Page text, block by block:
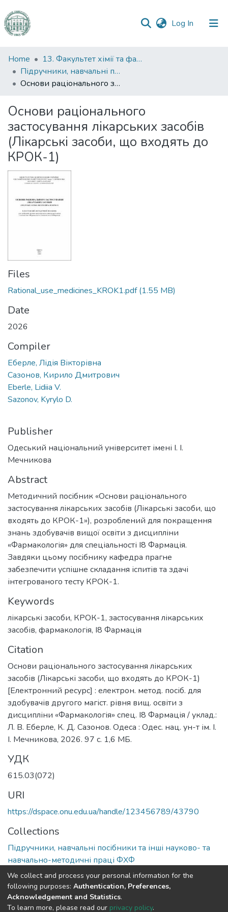
Log In (current)
Communities
&
Collections
Statistics
Home
13. Факультет хімії та фармації
Підручники, навчальні посібники та інші науково- та навчально-методичні праці ФХФ
Основи раціонального застосування лікарських засобів (Лікарські засоби, що входять до КРОК-1)
Основи раціонального
застосування лікарських засобів
(Лікарські засоби, що входять до
КРОК-1)
Files
Rational_use_medicines_KROK1.pdf(1.55 MB)
Date
2026
Compiler
Еберле, Лідія Вікторівна
Сазонов, Кирило Дмитрович
Eberle, Lidiia V.
Sazonov, Kyrylo D.
Publisher
Одеський національний університет імені І. І.
Мечникова
Abstract
Методичний посібник «Основи раціонального
застосування лікарських засобів (Лікарські засоби, що
входять до КРОК-1»), розроблений для покращення
знань здобувачів вищої освіти з дисципліни
«Фармакологія» для спеціальності І8 Фармація.
Завдяки цьому посібнику кафедра прагне
забезпечити успішне складання іспитів та здачі
інтегрованого тесту КРОК-1.
Keywords
лікарські засоби, КРОК-1, застосування лікарських
засобів, фармакологія, І8 Фармація
Citation
Основи раціонального застосування лікарських
засобів (Лікарські засоби, що входять до КРОК-1)
[Електронний ресурс] : електрон. метод. посіб. для
здобувачів другого магіст. рівня вищ. освіти з
дисципліни «Фармакологія» спец. І8 Фармація / уклад.:
Л. В. Еберле, К. Д. Сазонов. Одеса : Одес. нац. ун-т ім. І.
І. Мечникова, 2026. 97 с. 1,6 МБ.
УДК
615.03(072)
URI
https://dspace.onu.edu.ua/handle/123456789/43790
Collections
Підручники, навчальні посібники та інші науково- та
навчально-методичні праці ФХФ
Full item page
We collect and process your personal information for the
following purposes: Authentication, Preferences,
Acknowledgement and Statistics.
To learn more, please read our privacy policy.